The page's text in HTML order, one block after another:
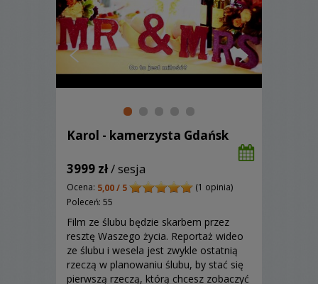
Karol - kamerzysta Gdańsk
3999 zł/ sesja
Ocena: 5,00 / 5
(1 opinia)
Poleceń: 55
Film ze ślubu będzie skarbem przez
resztę Waszego życia. Reportaż wideo
ze ślubu i wesela jest zwykle ostatnią
rzeczą w planowaniu ślubu, by stać się
pierwszą rzeczą, którą chcesz zobaczyć